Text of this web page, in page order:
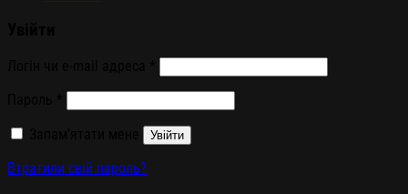
Увійти
Втратили свій пароль?